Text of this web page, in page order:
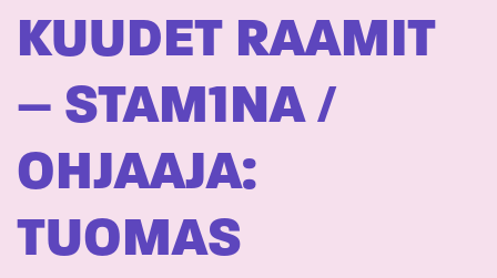
KUUDET RAAMIT
– STAM1NA /
OHJAAJA:
TUOMAS